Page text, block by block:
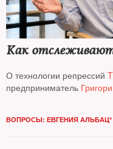
Как
О технологии репрессий
предприниматель
ВОПРОСЫ: ЕВГЕНИЯ АЛЬБАЦ*